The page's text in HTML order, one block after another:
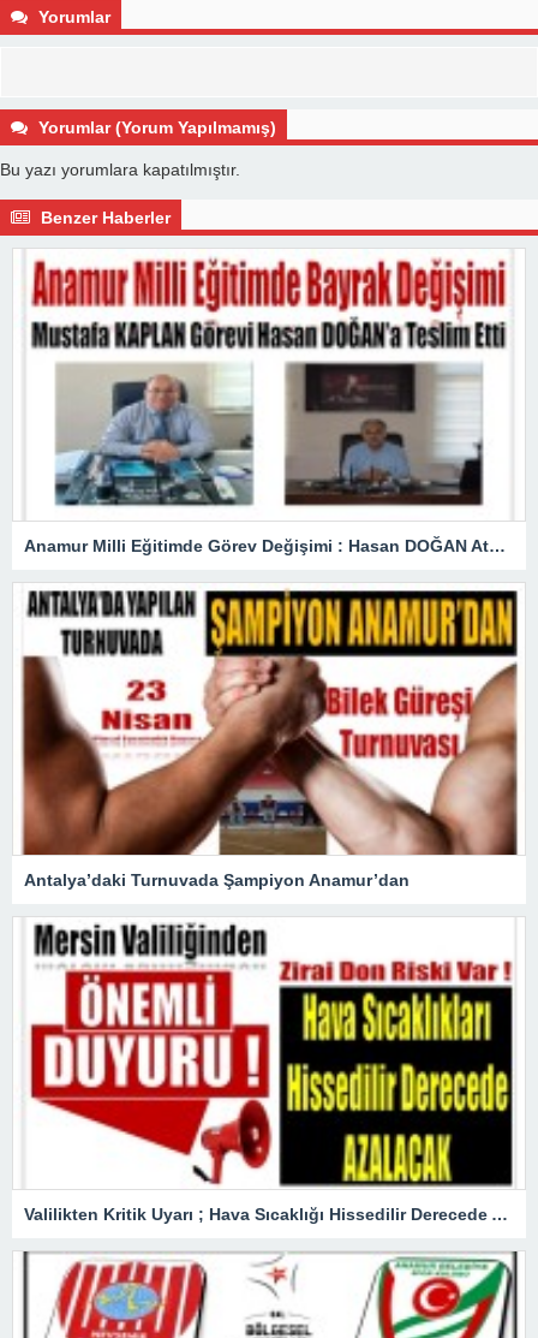
Yorumlar
Yorumlar (Yorum Yapılmamış)
Bu yazı yorumlara kapatılmıştır.
Benzer Haberler
Anamur Milli Eğitimde Görev Değişimi : Hasan DOĞAN Atandı
Antalya’daki Turnuvada Şampiyon Anamur’dan
Valilikten Kritik Uyarı ; Hava Sıcaklığı Hissedilir Derecede Azalacak!